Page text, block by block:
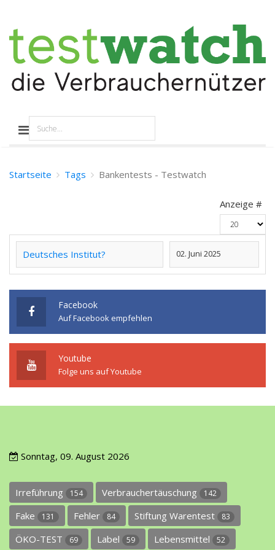
Startseite Tags Bankentests - Testwatch
Anzeige #
Deutsches Institut? 02. Juni 2025
Facebook
Auf Facebook empfehlen
Youtube
Folge uns auf Youtube
Sonntag, 09. August 2026
Irreführung 154 Verbrauchertäuschung 142
Fake 131 Fehler 84 Stiftung Warentest 83
ÖKO-TEST 69 Label 59 Lebensmittel 52